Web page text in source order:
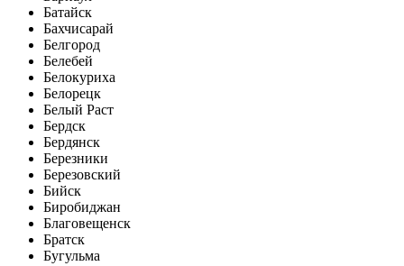
Батайск
Бахчисарай
Белгород
Белебей
Белокуриха
Белорецк
Белый Раст
Бердск
Бердянск
Березники
Березовский
Бийск
Биробиджан
Благовещенск
Братск
Бугульма